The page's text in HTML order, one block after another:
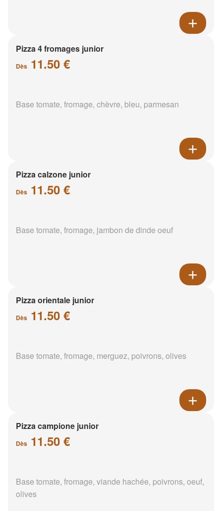
Pizza 4 fromages junior
Dès 11.50 €
Base tomate, fromage, chèvre, bleu, parmesan
Pizza calzone junior
Dès 11.50 €
Base tomate, fromage, jambon de dinde oeuf
Pizza orientale junior
Dès 11.50 €
Base tomate, fromage, merguez, poivrons, olives
Pizza campione junior
Dès 11.50 €
Base tomate, fromage, viande hachée, poivrons, oeuf,
olives